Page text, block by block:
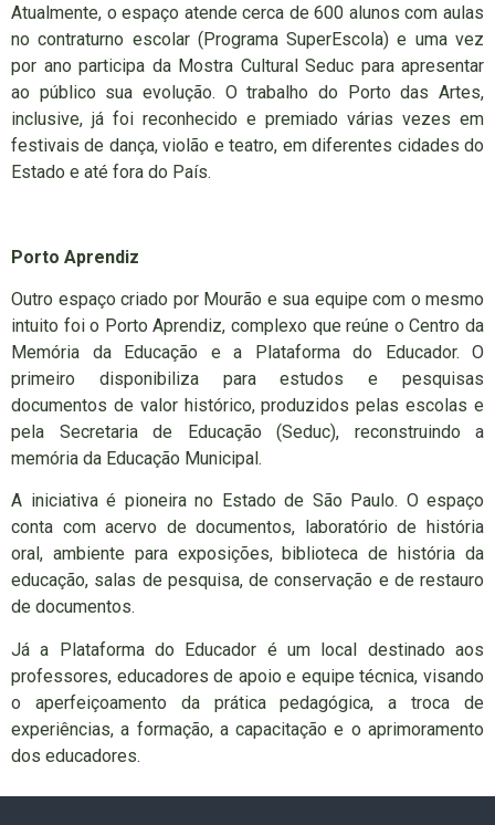
Atualmente, o espaço atende cerca de 600 alunos com aulas
no contraturno escolar (Programa SuperEscola) e uma vez
por ano participa da Mostra Cultural Seduc para apresentar
ao público sua evolução. O trabalho do Porto das Artes,
inclusive, já foi reconhecido e premiado várias vezes em
festivais de dança, violão e teatro, em diferentes cidades do
Estado e até fora do País.
Porto Aprendiz
Outro espaço criado por Mourão e sua equipe com o mesmo
intuito foi o Porto Aprendiz, complexo que reúne o Centro da
Memória da Educação e a Plataforma do Educador. O
primeiro disponibiliza para estudos e pesquisas
documentos de valor histórico, produzidos pelas escolas e
pela Secretaria de Educação (Seduc), reconstruindo a
memória da Educação Municipal.
A iniciativa é pioneira no Estado de São Paulo. O espaço
conta com acervo de documentos, laboratório de história
oral, ambiente para exposições, biblioteca de história da
educação, salas de pesquisa, de conservação e de restauro
de documentos.
Já a Plataforma do Educador é um local destinado aos
professores, educadores de apoio e equipe técnica, visando
o aperfeiçoamento da prática pedagógica, a troca de
experiências, a formação, a capacitação e o aprimoramento
dos educadores.